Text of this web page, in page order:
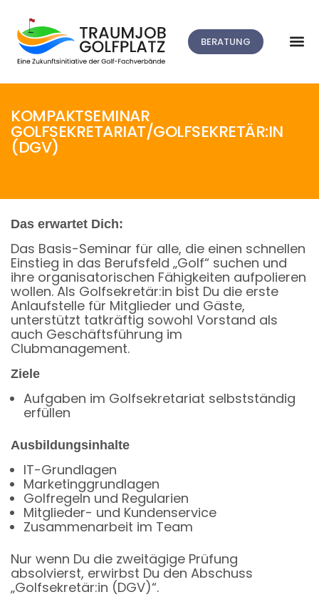
BERATUNG
KOMPAKTSEMINAR
GOLFSEKRETARIAT/GOLFSEKRETÄR:IN
(DGV)
Das erwartet Dich:
Das Basis-Seminar für alle, die einen schnellen
Einstieg in das Berufsfeld „Golf“ suchen und
ihre organisatorischen Fähigkeiten aufpolieren
wollen. Als Golfsekretär:in bist Du die erste
Anlaufstelle für Mitglieder und Gäste,
unterstützt tatkräftig sowohl Vorstand als
auch Geschäftsführung im
Clubmanagement.
Ziele
Aufgaben im Golfsekretariat selbstständig
erfüllen
Ausbildungsinhalte
IT-Grundlagen
Marketinggrundlagen
Golfregeln und Regularien
Mitglieder- und Kundenservice
Zusammenarbeit im Team
Nur wenn Du die zweitägige Prüfung
absolvierst, erwirbst Du den Abschuss
„Golfsekretär:in (DGV)“.